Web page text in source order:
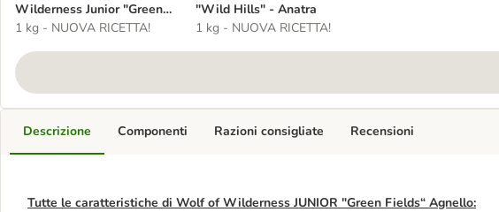
Wilderness Junior "Green
Fields" - Agnello
1 kg - NUOVA RICETTA!
"Wild Hills" - Anatra
1 kg - NUOVA RICETTA!
Descrizione
Tutte le caratteristiche di Wolf of Wilderness JUNIOR "Green Fields“ Agnello:
Componenti Razioni consigliate Recensioni